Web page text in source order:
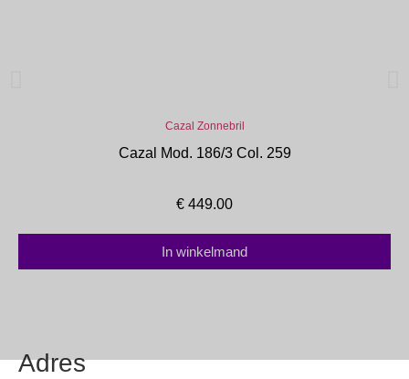
Cazal Zonnebril
Cazal Mod. 186/3 Col. 259
€ 449.00
In winkelmand
Adres